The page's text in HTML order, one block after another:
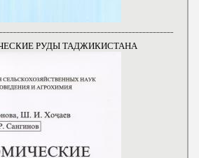
РУДЫ ТАДЖИКИСТАНА